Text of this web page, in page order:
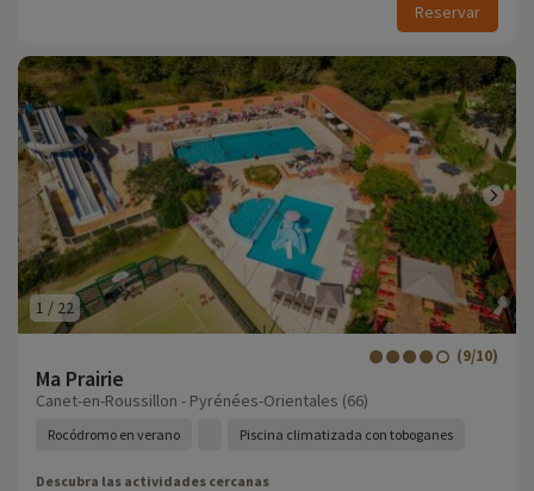
Reservar
1 / 22
Ma Prairie
(9/10)
Canet-en-Roussillon - Pyrénées-Orientales (66)
Rocódromo en verano Piscina climatizada con toboganes
Descubra las actividades cercanas